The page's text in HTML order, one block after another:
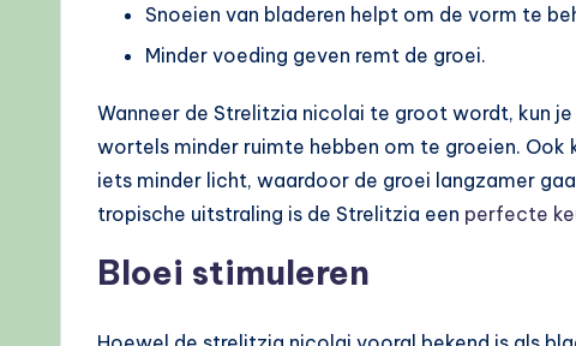
Snoeien van bladeren helpt om de vorm te
Minder voeding geven remt de groei.
Wanneer de Strelitzia nicolai te groot wordt, kun
wortels minder ruimte hebben om te groeien.
iets minder licht, waardoor de groei langzamer
tropische uitstraling is de Strelitzia een perfecte
Bloei stimuleren